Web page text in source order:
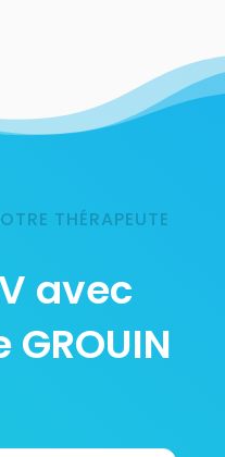
THÉRAPEUTE
avec